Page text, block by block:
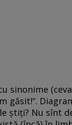
sinonime
găsit!“.
ştiţi? Nu sînt